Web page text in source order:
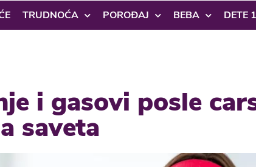
TRUDNOĆA POROĐAJ BEBA DETE
i gasovi posle
saveta